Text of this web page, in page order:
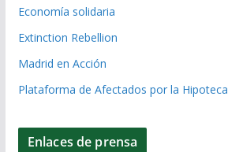
Economía solidaria
Extinction Rebellion
Madrid en Acción
Plataforma de Afectados por la Hipoteca
Enlaces de prensa